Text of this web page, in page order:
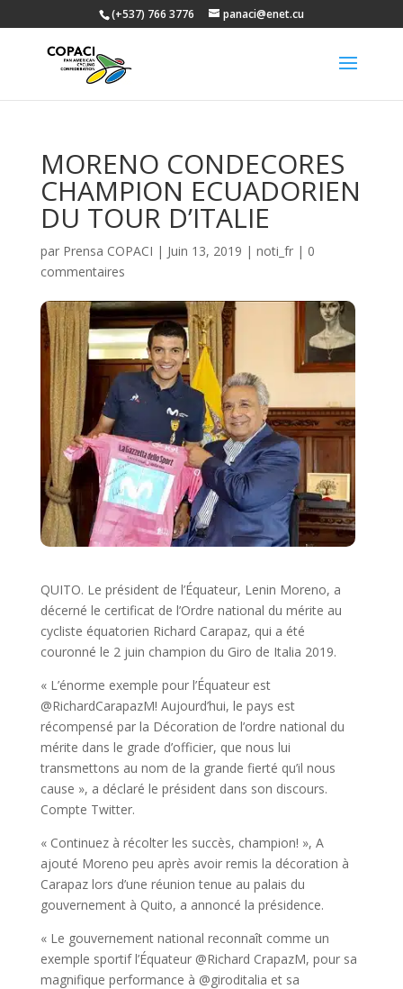
(+537) 766 3776 panaci@enet.cu
MORENO CONDECORES
CHAMPION ECUADORIEN
DU TOUR D’ITALIE
par Prensa COPACI | Juin 13, 2019 | noti_fr| 0
commentaires
QUITO. Le président de l’Équateur, Lenin Moreno, a
décerné le certificat de l’Ordre national du mérite au
cycliste équatorien Richard Carapaz, qui a été
couronné le 2 juin champion du Giro de Italia 2019.
« L’énorme exemple pour l’Équateur est
@RichardCarapazM! Aujourd’hui, le pays est
récompensé par la Décoration de l’ordre national du
mérite dans le grade d’officier, que nous lui
transmettons au nom de la grande fierté qu’il nous
cause », a déclaré le président dans son discours.
Compte Twitter.
« Continuez à récolter les succès, champion! », A
ajouté Moreno peu après avoir remis la décoration à
Carapaz lors d’une réunion tenue au palais du
gouvernement à Quito, a annoncé la présidence.
« Le gouvernement national reconnaît comme un
exemple sportif l’Équateur @Richard CrapazM, pour sa
magnifique performance à @giroditalia et sa